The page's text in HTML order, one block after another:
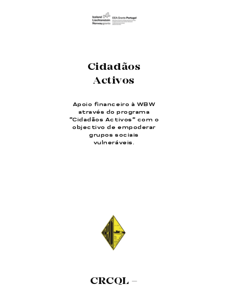
Cidadãos
Activos
Apoio financeiro à WBW
através do programa
“Cidadãos Activos” com o
objectivo de empoderar
grupos sociais
vulneráveis.
CRCQL –